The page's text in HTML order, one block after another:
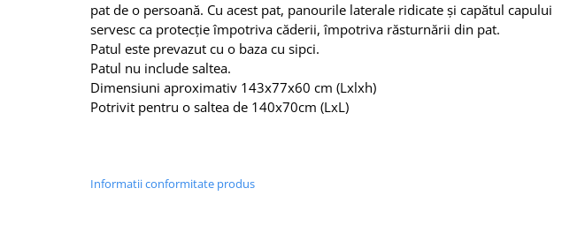
pat de o persoană. Cu acest pat, panourile laterale ridicate și capătul capului
servesc ca protecție împotriva căderii, împotriva răsturnării din pat.
Patul este prevazut cu o baza cu sipci.
Patul nu include saltea.
Dimensiuni aproximativ 143x77x60 cm (Lxlxh)
Potrivit pentru o saltea de 140x70cm (LxL)
Informatii conformitate produs